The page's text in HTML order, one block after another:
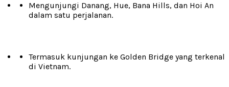
Mengunjungi Danang, Hue, Bana Hills, dan Hoi An
dalam satu perjalanan.
Termasuk kunjungan ke Golden Bridge yang terkenal
di Vietnam.